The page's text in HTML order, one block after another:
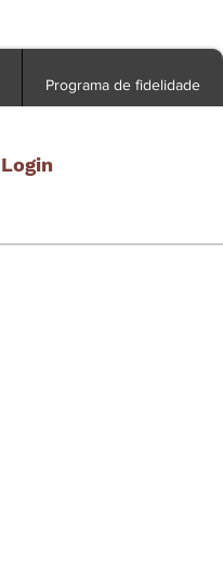
Programa de fidelidade
Login